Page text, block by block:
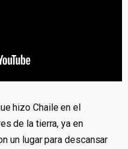
hizo Chaile en el
de la tierra, ya en
un lugar para descansar